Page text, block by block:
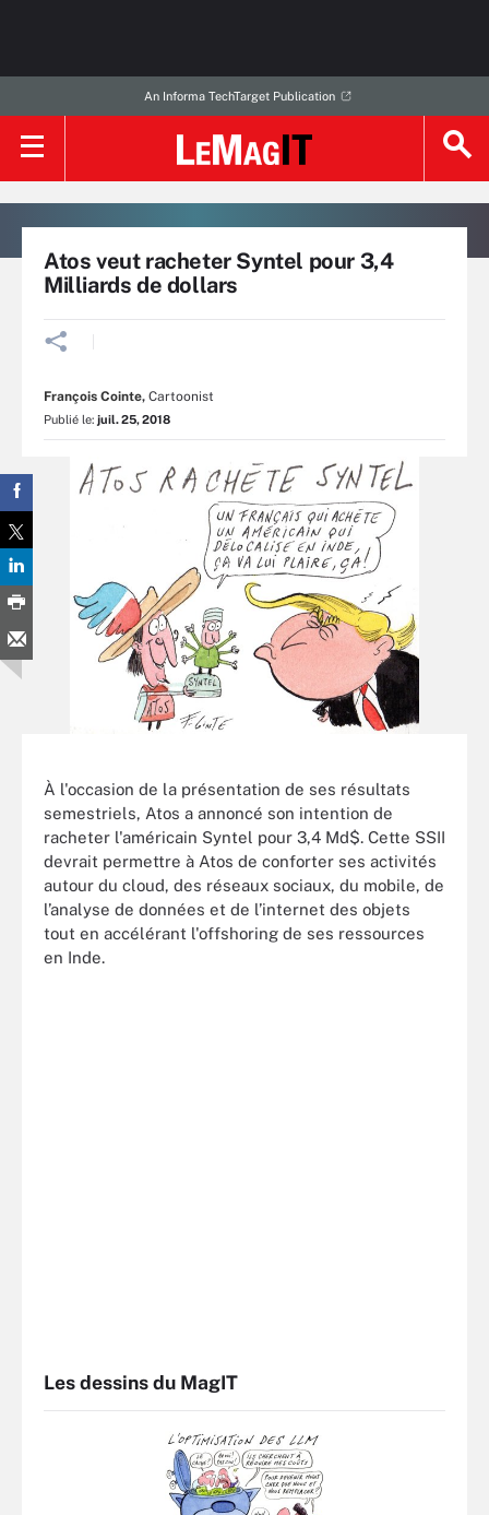
An Informa TechTarget Publication
Atos veut racheter Syntel pour 3,4
Milliards de dollars
François Cointe, Cartoonist
Publié le: juil. 25, 2018
À l'occasion de la présentation de ses résultats
semestriels, Atos a annoncé son intention de
racheter l'américain Syntel pour 3,4 Md$. Cette SSII
devrait permettre à Atos de conforter ses activités
autour du cloud, des réseaux sociaux, du mobile, de
l’analyse de données et de l’internet des objets
tout en accélérant l'offshoring de ses ressources
en Inde.
Les dessins du MagIT